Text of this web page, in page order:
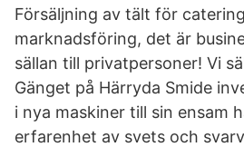
Försäljning av tält för
marknadsföring, det är
sällan till privatpersoner! Vi
Gänget på Härryda Smide
i nya maskiner till sin ensam
erfarenhet av svets och